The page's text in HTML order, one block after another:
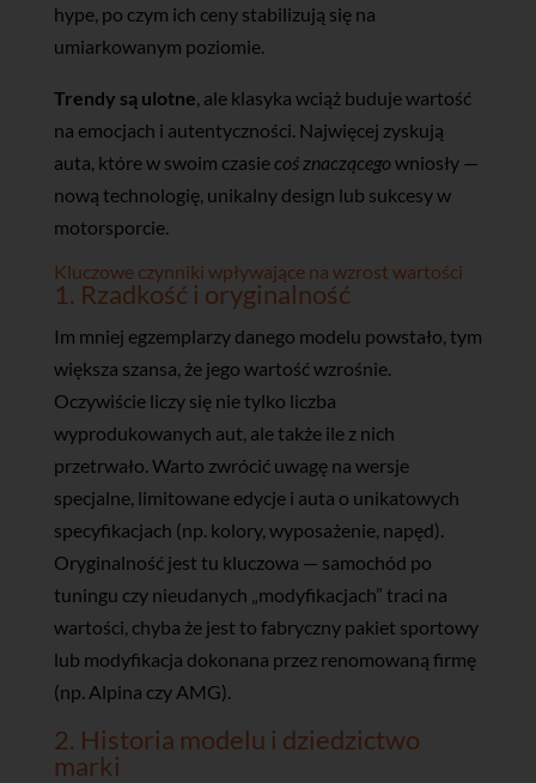
hype, po czym ich ceny stabilizują się na
umiarkowanym poziomie.
Trendy są ulotne , ale klasyka wciąż buduje wartość
na emocjach i autentyczności. Najwięcej zyskują
auta, które w swoim czasiecoś znaczącegowniosły —
nową technologię, unikalny design lub sukcesy w
motorsporcie.
Kluczowe czynniki wpływające na wzrost wartości
1. Rzadkość i oryginalność
Im mniej egzemplarzy danego modelu powstało, tym
większa szansa, że jego wartość wzrośnie.
Oczywiście liczy się nie tylko liczba
wyprodukowanych aut, ale także ile z nich
przetrwało. Warto zwrócić uwagę na wersje
specjalne, limitowane edycje i auta o unikatowych
specyfikacjach (np. kolory, wyposażenie, napęd).
Oryginalność jest tu kluczowa — samochód po
tuningu czy nieudanych „modyfikacjach” traci na
wartości, chyba że jest to fabryczny pakiet sportowy
lub modyfikacja dokonana przez renomowaną firmę
(np. Alpina czy AMG).
2. Historia modelu i dziedzictwo
marki